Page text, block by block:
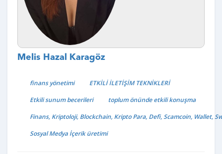
Melis Hazal Karagöz
finans yönetimi
ETKİLİ İLETİŞİM TEKNİKLERİ
Etkili sunum becerileri
toplum önünde etkili konuşma
Finans, Kriptoloji, Blockchain, Kripto Para, Defi, Scamcoin, Wallet,
Sosyal Medya İçerik üretimi